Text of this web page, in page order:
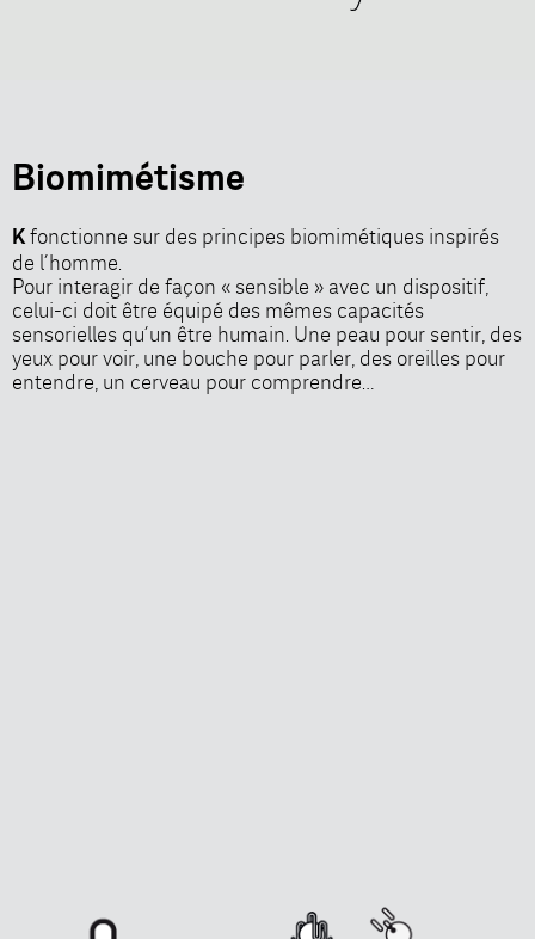
Biomimétisme
K fonctionne sur des principes biomimétiques inspirés
de l’homme.
Pour interagir de façon « sensible » avec un dispositif,
celui-ci doit être équipé des mêmes capacités
sensorielles qu’un être humain. Une peau pour sentir, des
yeux pour voir, une bouche pour parler, des oreilles pour
entendre, un cerveau pour comprendre…